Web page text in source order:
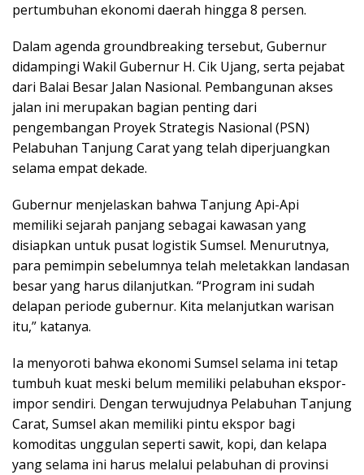
pertumbuhan ekonomi daerah hingga 8 persen.
Dalam agenda groundbreaking tersebut, Gubernur
didampingi Wakil Gubernur H. Cik Ujang, serta pejabat
dari Balai Besar Jalan Nasional. Pembangunan akses
jalan ini merupakan bagian penting dari
pengembangan Proyek Strategis Nasional (PSN)
Pelabuhan Tanjung Carat yang telah diperjuangkan
selama empat dekade.
Gubernur menjelaskan bahwa Tanjung Api-Api
memiliki sejarah panjang sebagai kawasan yang
disiapkan untuk pusat logistik Sumsel. Menurutnya,
para pemimpin sebelumnya telah meletakkan landasan
besar yang harus dilanjutkan. “Program ini sudah
delapan periode gubernur. Kita melanjutkan warisan
itu,” katanya.
Ia menyoroti bahwa ekonomi Sumsel selama ini tetap
tumbuh kuat meski belum memiliki pelabuhan ekspor-
impor sendiri. Dengan terwujudnya Pelabuhan Tanjung
Carat, Sumsel akan memiliki pintu ekspor bagi
komoditas unggulan seperti sawit, kopi, dan kelapa
yang selama ini harus melalui pelabuhan di provinsi